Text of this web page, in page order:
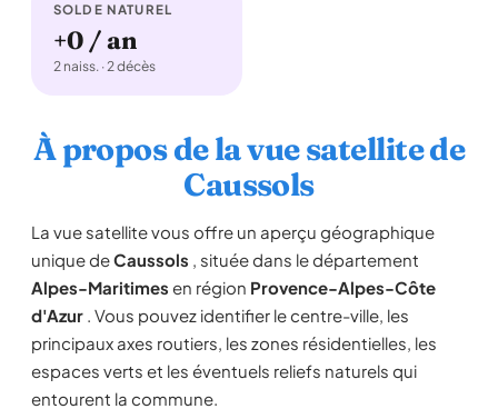
SOLDE NATUREL
+0 / an
2 naiss. · 2 décès
À propos de la vue satellite de
Caussols
La vue satellite vous offre un aperçu géographique
unique deCaussols , située dans le département
Alpes-Maritimes en région Provence-Alpes-Côte
d'Azur . Vous pouvez identifier le centre-ville, les
principaux axes routiers, les zones résidentielles, les
espaces verts et les éventuels reliefs naturels qui
entourent la commune.